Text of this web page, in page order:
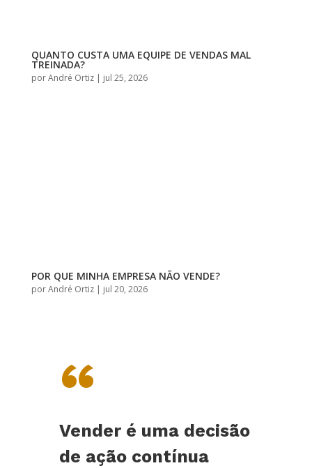
QUANTO CUSTA UMA EQUIPE DE VENDAS MAL
TREINADA?
porAndré Ortiz| jul 25, 2026
POR QUE MINHA EMPRESA NÃO VENDE?
porAndré Ortiz| jul 20, 2026
“
Vender é uma decisão
de ação contínua